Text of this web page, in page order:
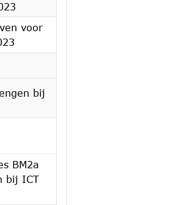
voor
bij
BM2a
bij ICT